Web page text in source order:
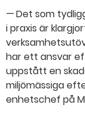
— Det som
i praxis är
har ett ansvar
uppstått en
miljömässiga
enhetschef på